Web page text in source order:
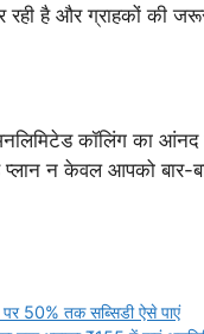
है और ग्राहकों की
कॉलिंग का आंनद
न केवल आपको बार-
पर 50% तक सब्सिडी ऐसे पाएं